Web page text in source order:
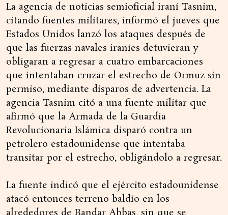
La agencia de noticias semioficial iraní Tasnim,
citando fuentes militares, informó el jueves que
Estados Unidos lanzó los ataques después de
que las fuerzas navales iraníes detuvieran y
obligaran a regresar a cuatro embarcaciones
que intentaban cruzar el estrecho de Ormuz sin
permiso, mediante disparos de advertencia. La
agencia Tasnim citó a una fuente militar que
afirmó que la Armada de la Guardia
Revolucionaria Islámica disparó contra un
petrolero estadounidense que intentaba
transitar por el estrecho, obligándolo a regresar.
La fuente indicó que el ejército estadounidense
atacó entonces terreno baldío en los